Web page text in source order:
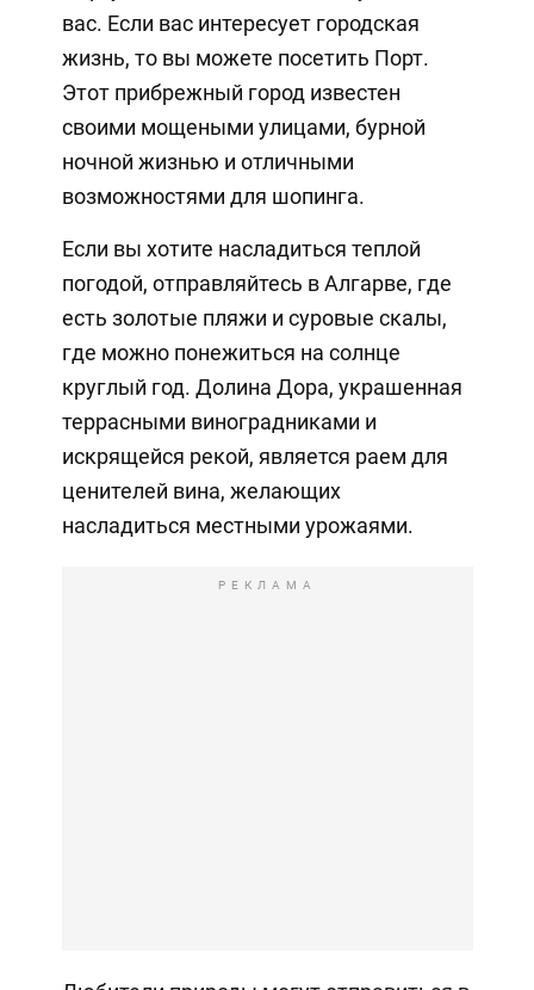
вас. Если вас интересует городская
жизнь, то вы можете посетить Порт.
Этот прибрежный город известен
своими мощеными улицами, бурной
ночной жизнью и отличными
возможностями для шопинга.
Если вы хотите насладиться теплой
погодой, отправляйтесь в Алгарве, где
есть золотые пляжи и суровые скалы,
где можно понежиться на солнце
круглый год. Долина Дора, украшенная
террасными виноградниками и
искрящейся рекой, является раем для
ценителей вина, желающих
насладиться местными урожаями.
РЕКЛАМА